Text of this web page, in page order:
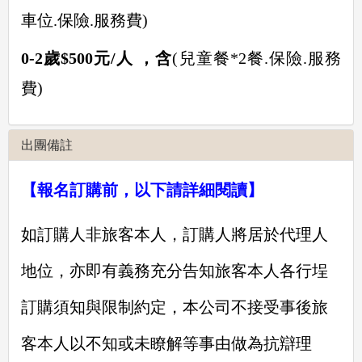
車位.保險.服務費)
0-2歲$500元/人 ，含(兒童餐*2餐.保險.服務
費)
出團備註
【報名訂購前，以下請詳細閱讀】
如訂購人非旅客本人，訂購人將居於代理人
地位，亦即有義務充分告知旅客本人各行埕
訂購須知與限制約定，本公司不接受事後旅
客本人以不知或未瞭解等事由做為抗辯理